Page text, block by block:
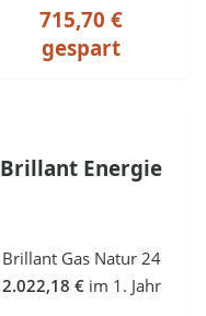
715,70 €
gespart
Brillant Energie
Brillant Gas Natur 24
2.022,18 € im 1. Jahr